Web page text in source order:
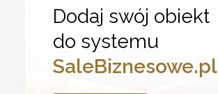
Dodaj swój obiekt
do systemu
SaleBiznesowe.pl